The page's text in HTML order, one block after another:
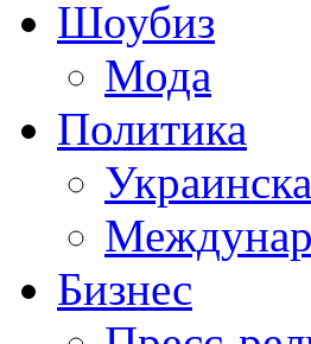
Шоубиз
Мода
Политика
Бизнес